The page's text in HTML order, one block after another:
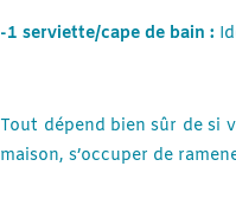
-1 serviette/cape de bain :
Tout dépend bien sûr de si
maison, s’occuper de